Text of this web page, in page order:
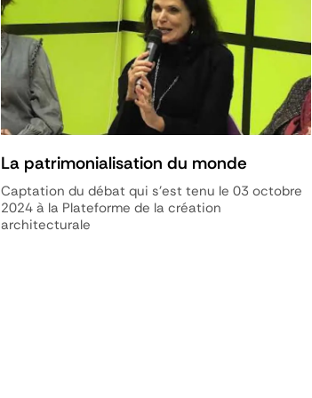
La patrimonialisation du monde
Captation du débat qui s'est tenu le 03 octobre
2024 à la Plateforme de la création
architecturale